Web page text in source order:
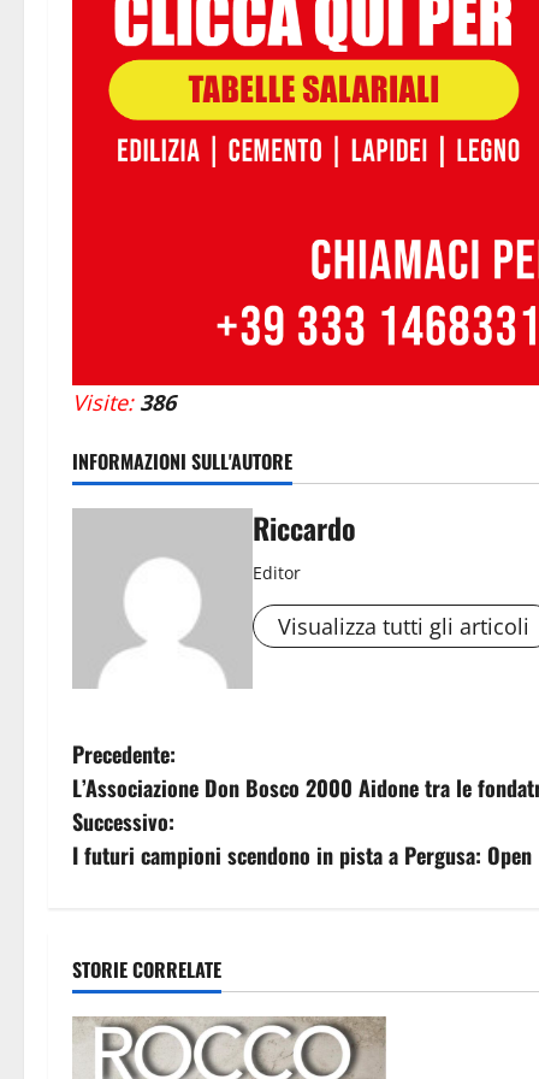
Visite: 386
INFORMAZIONI SULL'AUTORE
Riccardo
Editor
Visualizza tutti gli articoli
N
a
v
g
a
Precedente:
L’Associazione Don Bosco 2000 Aidone tra le
Successivo:
I futuri campioni scendono in pista a Pergusa:
STORIE CORRELATE